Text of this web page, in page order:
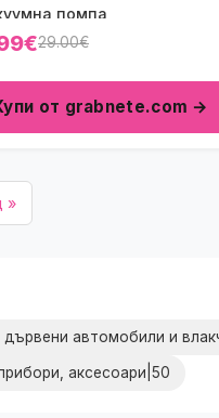
помпа
29.00€
от grabnete.com →
»
дървени автомобили и
аксесоари|50